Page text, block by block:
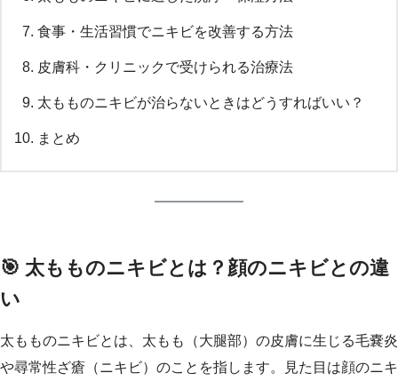
食事・生活習慣でニキビを改善する方法
皮膚科・クリニックで受けられる治療法
太もものニキビが治らないときはどうすればいい？
まとめ
🎯 太もものニキビとは？顔のニキビとの違
い
太もものニキビとは、太もも（大腿部）の皮膚に生じる毛嚢炎
や尋常性ざ瘡（ニキビ）のことを指します。見た目は顔のニキ